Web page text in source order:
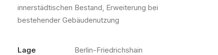
innerstädtischen Bestand, Erweiterung bei
bestehender Gebäudenutzung
Lage
Berlin-Friedrichshain